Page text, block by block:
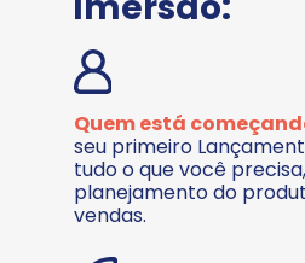
Quem está
seu primeiro
tudo o que você
planejamento do
vendas.